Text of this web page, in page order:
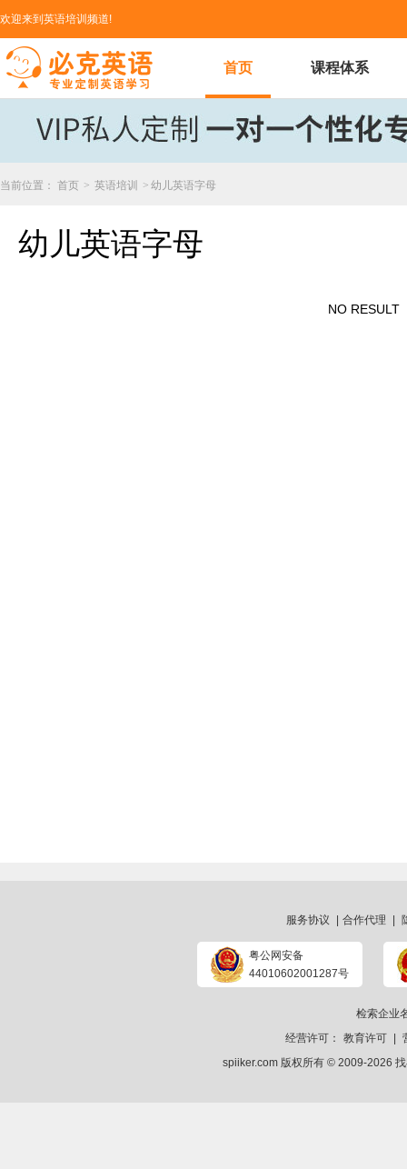
欢迎来到英语培训频道!
首页 课程体系
当前位置： 首页 > 英语培训 > 幼儿英语字母
幼儿英语字母
NO RESULT
服务协议 合作代理
粤公网安备
44010602001287号
检索企业
经营许可：
教育许可
spiiker.com 版权所有 © 2009-2026